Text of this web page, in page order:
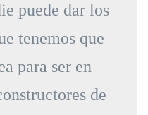
puede dar los
tenemos que
para ser en
de